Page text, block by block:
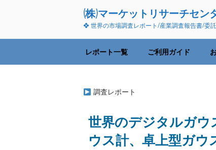
ン
へ
(株)マーケットリサーチセン
❖ 世界の市場調査レポート/産業調査報告書/委
レポート一覧 ご利用ガイド
調査レポート
世界のデジタルガウ
ウス計、卓上型ガウ